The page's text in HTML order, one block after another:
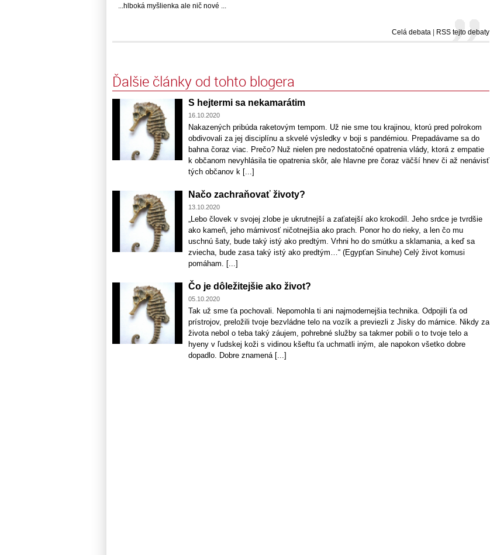
...hlboká myšlienka ale nič nové ...
Celá debata RSS tejto debaty
Ďalšie články od tohto blogera
S hejtermi sa nekamarátim
16.10.2020
Nakazených pribúda raketovým tempom. Už nie sme tou krajinou, ktorú pred polrokom
obdivovali za jej disciplínu a skvelé výsledky v boji s pandémiou. Prepadávame sa do
bahna čoraz viac. Prečo? Nuž nielen pre nedostatočné opatrenia vlády, ktorá z empatie
k občanom nevyhlásila tie opatrenia skôr, ale hlavne pre čoraz väčší hnev či až nenávisť
tých občanov k [...]
Načo zachraňovať životy?
13.10.2020
„Lebo človek v svojej zlobe je ukrutnejší a zaťatejší ako krokodíl. Jeho srdce je tvrdšie
ako kameň, jeho márnivosť ničotnejšia ako prach. Ponor ho do rieky, a len čo mu
uschnú šaty, bude taký istý ako predtým. Vrhni ho do smútku a sklamania, a keď sa
zviecha, bude zasa taký istý ako predtým…“ (Egypťan Sinuhe) Celý život komusi
pomáham. [...]
Čo je dôležitejšie ako život?
05.10.2020
Tak už sme ťa pochovali. Nepomohla ti ani najmodernejšia technika. Odpojili ťa od
prístrojov, preložili tvoje bezvládne telo na vozík a previezli z Jisky do márnice. Nikdy za
života nebol o teba taký záujem, pohrebné služby sa takmer pobili o to tvoje telo a
hyeny v ľudskej koži s vidinou kšeftu ťa uchmatli iným, ale napokon všetko dobre
dopadlo. Dobre znamená [...]